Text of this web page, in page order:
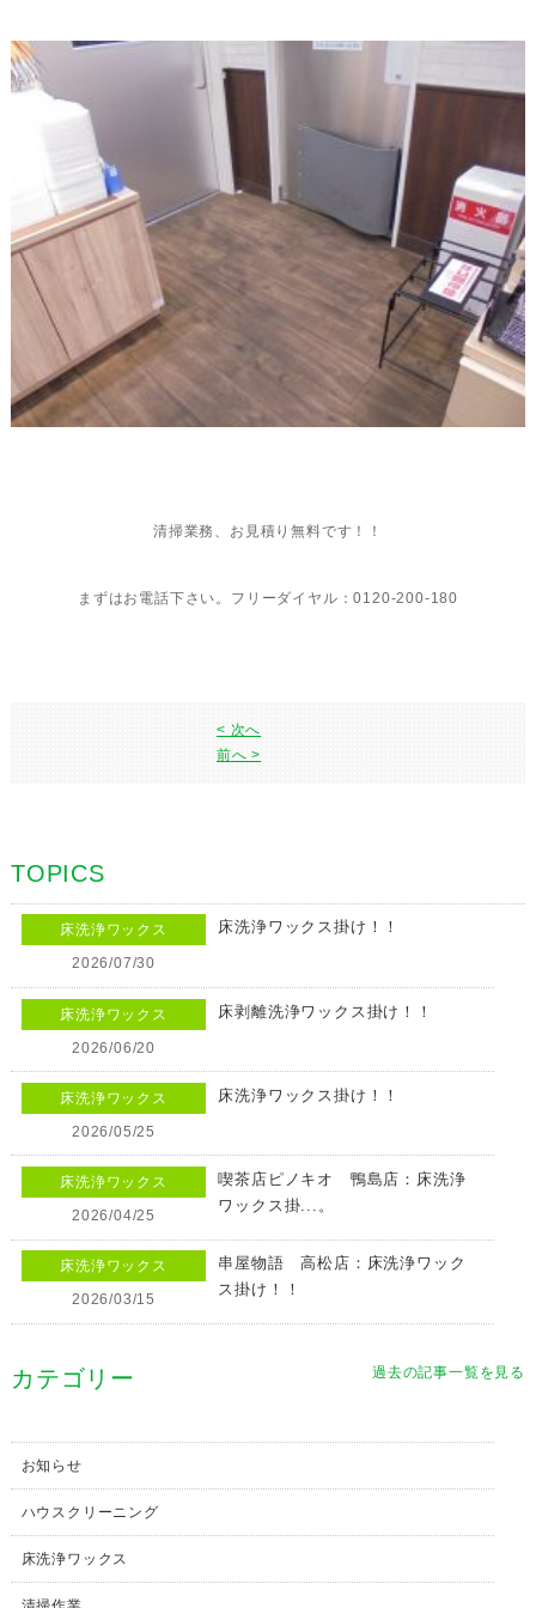
清掃業務、お見積り無料です！！
まずはお電話下さい。フリーダイヤル：0120-200-180
< 次へ
前へ >
TOPICS
床洗浄ワックス
2026/07/30
床洗浄ワックス掛け！！
床洗浄ワックス
2026/06/20
床剥離洗浄ワックス掛け！！
床洗浄ワックス
2026/05/25
床洗浄ワックス掛け！！
床洗浄ワックス
2026/04/25
喫茶店ピノキオ 鴨島店：床洗浄
ワックス掛...。
床洗浄ワックス
2026/03/15
串屋物語 高松店：床洗浄ワック
ス掛け！！
過去の記事一覧を見る
カテゴリー
お知らせ
ハウスクリーニング
床洗浄ワックス